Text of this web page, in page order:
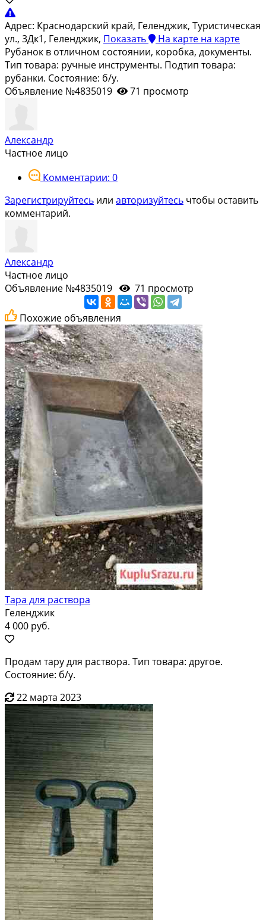
Адрес: Краснодарский край, Геленджик, Туристическая
ул., 3Дк1, Геленджик, Показать На карте на карте
Рубанок в отличном состоянии, коробка, документы.
Тип товара: ручные инструменты. Подтип товара:
рубанки. Состояние: б/у.
Объявление №4835019
71 просмотр
Александр
Частное лицо
Комментарии: 0
Зарегистрируйтесь или авторизуйтесь чтобы оставить
комментарий.
Александр
Частное лицо
Объявление №4835019
71 просмотр
Похожие объявления
Тара для раствора
Геленджик
4 000 руб.
Продам тару для раствора. Тип товара: другое.
Состояние: б/у.
22 марта 2023